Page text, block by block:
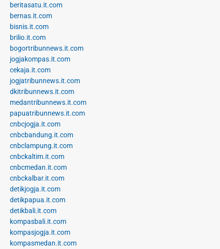
beritasatu.it.com
bernas.it.com
bisnis.it.com
brilio.it.com
bogortribunnews.it.com
jogjakompas.it.com
cekaja.it.com
jogjatribunnews.it.com
dkitribunnews.it.com
medantribunnews.it.com
papuatribunnews.it.com
cnbcjogja.it.com
cnbcbandung.it.com
cnbclampung.it.com
cnbckaltim.it.com
cnbcmedan.it.com
cnbckalbar.it.com
detikjogja.it.com
detikpapua.it.com
detikbali.it.com
kompasbali.it.com
kompasjogja.it.com
kompasmedan.it.com